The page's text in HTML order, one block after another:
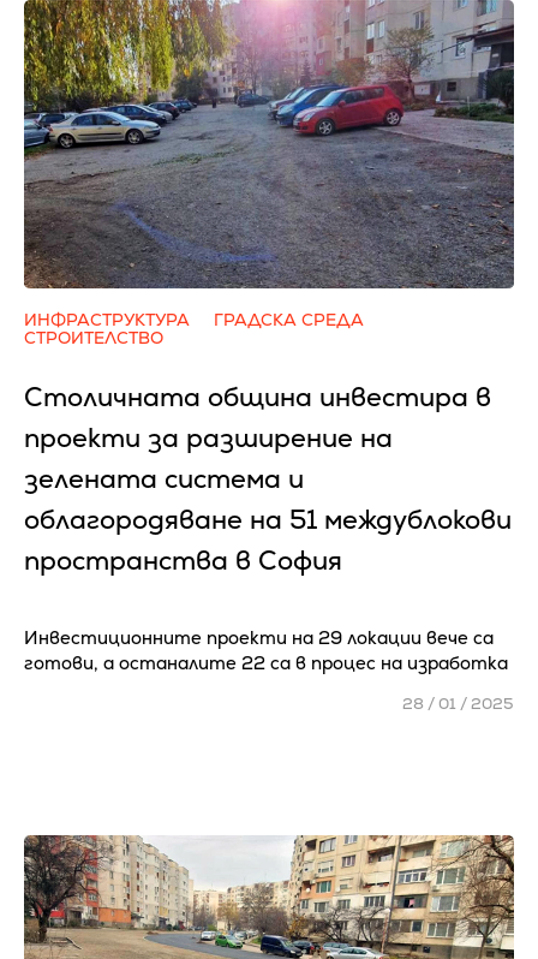
ИНФРАСТРУКТУРА
ГРАДСКА СРЕДА
СТРОИТЕЛСТВО
Столичната община инвестира в
проекти за разширение на
зелената система и
облагородяване на 51 междублокови
пространства в София
Инвестиционните проекти на 29 локации вече са
готови, а останалите 22 са в процес на изработка
28 / 01 / 2025